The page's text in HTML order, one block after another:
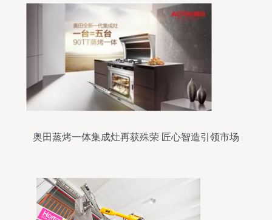
奥田蒸烤一体集成灶再获殊荣 匠心智造引领市场